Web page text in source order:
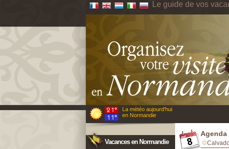
Le guide de vos
La météo aujourd'hui
en Normandie
Vacances en Normandie
Agenda